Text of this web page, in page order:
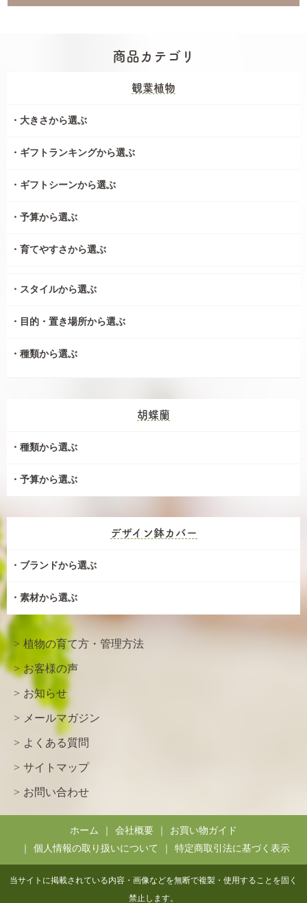
商品カテゴリ
観葉植物
大きさから選ぶ
ギフトランキングから選ぶ
ギフトシーンから選ぶ
予算から選ぶ
育てやすさから選ぶ
スタイルから選ぶ
目的・置き場所から選ぶ
種類から選ぶ
胡蝶蘭
種類から選ぶ
予算から選ぶ
デザイン鉢カバー
ブランドから選ぶ
素材から選ぶ
植物の育て方・管理方法
お客様の声
お知らせ
メールマガジン
よくある質問
サイトマップ
お問い合わせ
ホーム 会社概要
お買い物ガイド
個人情報の取り扱いについて
特定商取引法に基づく表示
当サイトに掲載されている内容・画像などを無断で複製・使用することを固く
禁止します。